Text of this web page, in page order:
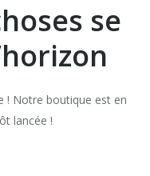
se
! Notre boutique est en
lancée !